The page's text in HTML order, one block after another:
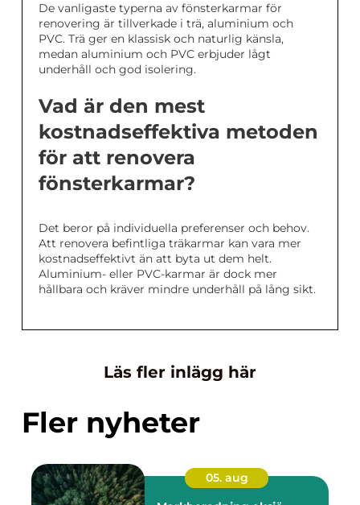
De vanligaste typerna av fönsterkarmar för
renovering är tillverkade i trä, aluminium och
PVC. Trä ger en klassisk och naturlig känsla,
medan aluminium och PVC erbjuder lågt
underhåll och god isolering.
Vad är den mest
kostnadseffektiva metoden
för att renovera
fönsterkarmar?
Det beror på individuella preferenser och behov.
Att renovera befintliga träkarmar kan vara mer
kostnadseffektivt än att byta ut dem helt.
Aluminium- eller PVC-karmar är dock mer
hållbara och kräver mindre underhåll på lång sikt.
Läs fler inlägg här
Fler nyheter
05. aug